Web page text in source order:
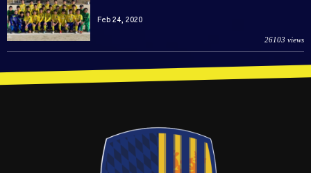
Feb 24, 2020
26103 views